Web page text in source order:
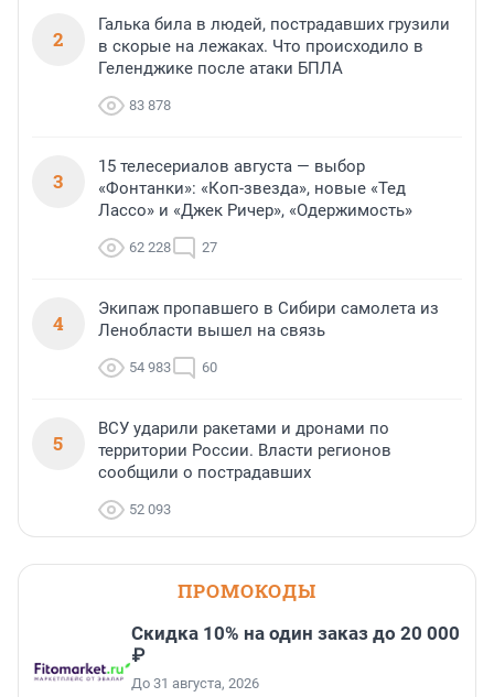
2
Галька била в людей, пострадавших грузили
в скорые на лежаках. Что происходило в
Геленджике после атаки БПЛА
83 878
3
15 телесериалов августа — выбор
«Фонтанки»: «Коп-звезда», новые «Тед
Лассо» и «Джек Ричер», «Одержимость»
62 228 27
4
Экипаж пропавшего в Сибири самолета из
Ленобласти вышел на связь
54 983 60
5
ВСУ ударили ракетами и дронами по
территории России. Власти регионов
сообщили о пострадавших
52 093
ПРОМОКОДЫ
Скидка 10% на один заказ до 20 000
₽
До 31 августа, 2026